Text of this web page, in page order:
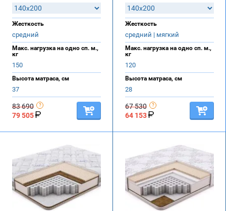
Жесткость
средний
Макс. нагрузка на одно сп. м.,
кг
150
Высота матраса, см
37
83 690
79 505
Жесткость
средний | мягкий
Макс. нагрузка на одно сп. м.,
кг
120
Высота матраса, см
28
67 530
64 153